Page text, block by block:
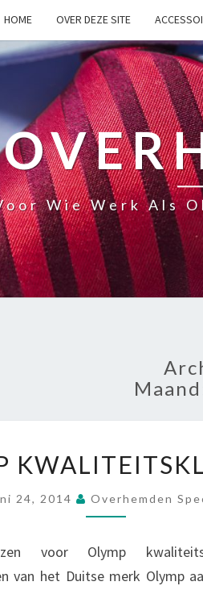
HOME OVER DEZE SITE
Wie Werk Als
24, 2014 Overhemden
voor Olymp
van het Duitse merk Olymp